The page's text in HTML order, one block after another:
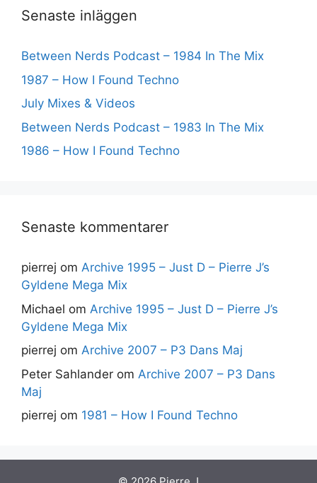
Senaste inläggen
Between Nerds Podcast – 1984 In The Mix
1987 – How I Found Techno
July Mixes & Videos
Between Nerds Podcast – 1983 In The Mix
1986 – How I Found Techno
Senaste kommentarer
pierrej om Archive 1995 – Just D – Pierre J’s
Gyldene Mega Mix
Michael om Archive 1995 – Just D – Pierre J’s
Gyldene Mega Mix
pierrej om Archive 2007 – P3 Dans Maj
Peter Sahlander om Archive 2007 – P3 Dans
Maj
pierrej om 1981 – How I Found Techno